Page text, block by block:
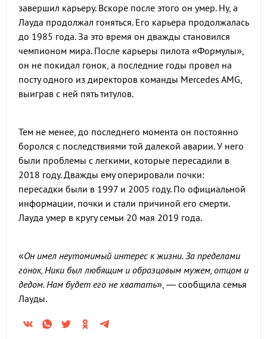
завершил карьеру. Вскоре после этого он умер. Ну, а
Лауда продолжал гоняться. Его карьера продолжалась
до 1985 года. За это время он дважды становился
чемпионом мира. После карьеры пилота «Формулы»,
он не покидал гонок, а последние годы провел на
посту одного из директоров команды Mercedes AMG,
выиграв с ней пять титулов.
Тем не менее, до последнего момента он постоянно
боролся с последствиями той далекой аварии. У него
были проблемы с легкими, которые пересадили в
2018 году. Дважды ему оперировали почки:
пересадки были в 1997 и 2005 году. По официальной
информации, почки и стали причиной его смерти.
Лауда умер в кругу семьи 20 мая 2019 года.
«Он имел неутомимый интерес к жизни. За пределами
гонок, Ники был любящим и образцовым мужем, отцом и
дедом. Нам будет его не хватать», — сообщила семья
Лауды.